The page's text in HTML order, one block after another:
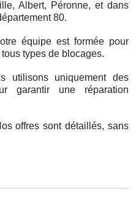
Albert, Péronne, et dans
80.
équipe est formée pour
types de blocages.
utilisons uniquement des
garantir une réparation
offres sont détaillés, sans